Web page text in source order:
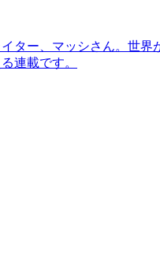
ター、マッシさん。世
連載です。